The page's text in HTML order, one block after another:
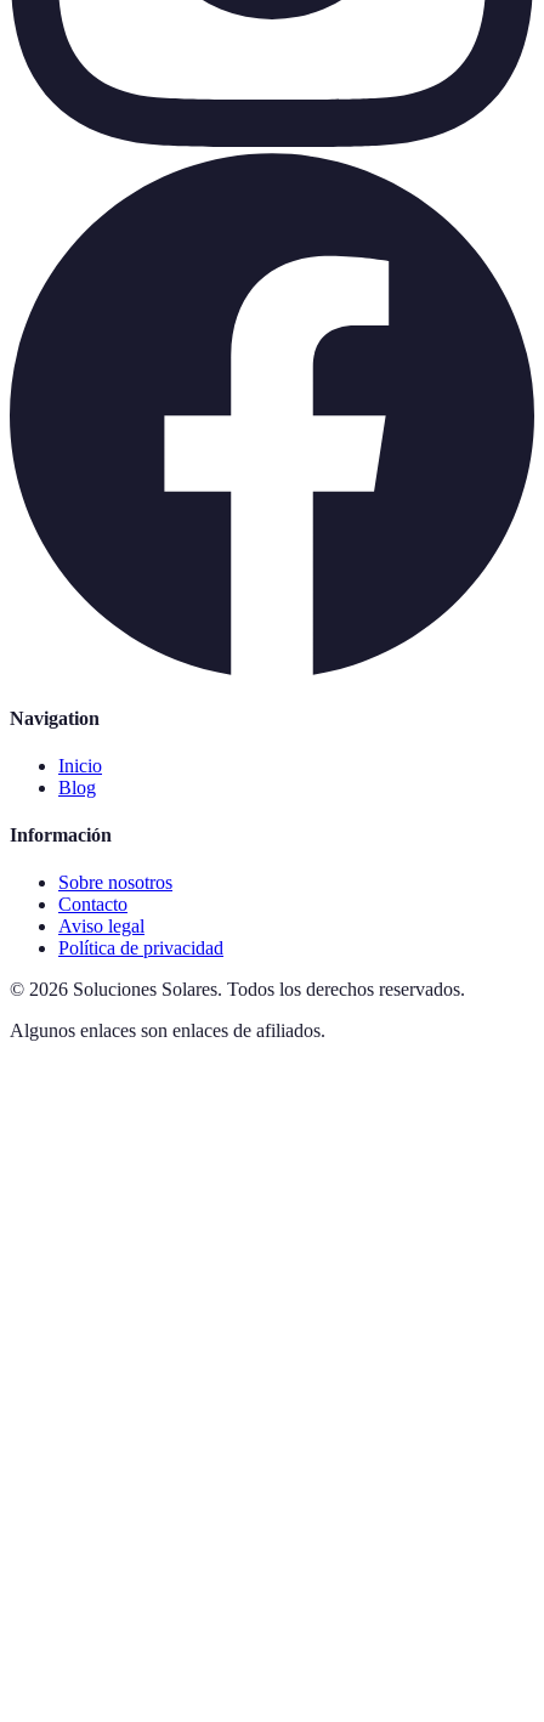
Navigation
Inicio
Blog
Información
Sobre nosotros
Contacto
Aviso legal
Política de privacidad
© 2026 Soluciones Solares. Todos los derechos reservados.
Algunos enlaces son enlaces de afiliados.